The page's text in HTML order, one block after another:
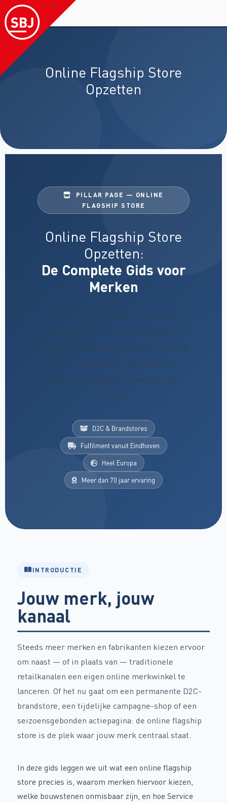
Online Flagship Store
Opzetten
PILLAR PAGE — ONLINE
FLAGSHIP STORE
Online Flagship Store
Opzetten:
De Complete Gids voor
Merken
Van D2C-brandstore tot tijdelijke
campagne-shop: ontdek hoe je een
online merkwinkel lanceert die jouw
merk versterkt — en welke rol
fulfilment speelt in het succes
ervan.
D2C & Brandstores
Fulfilment vanuit Eindhoven
Heel Europa
Meer dan 70 jaar ervaring
INTRODUCTIE
Jouw merk, jouw
kanaal
Steeds meer merken en fabrikanten kiezen ervoor
om naast — of in plaats van — traditionele
retailkanalen een eigen online merkwinkel te
lanceren. Of het nu gaat om een permanente D2C-
brandstore, een tijdelijke campagne-shop of een
seizoensgebonden actiepagina: de online flagship
store is de plek waar jouw merk centraal staat.
In deze gids leggen we uit wat een online flagship
store precies is, waarom merken hiervoor kiezen,
welke bouwstenen onmisbaar zijn, en hoe Service